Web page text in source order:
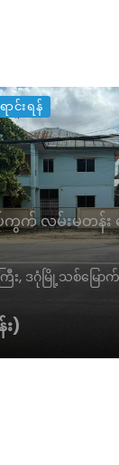
ာင်းရန်
ပ်ကွက် လမ်းမတန်
း, ဒဂုံမြို့သစ်မြော
)